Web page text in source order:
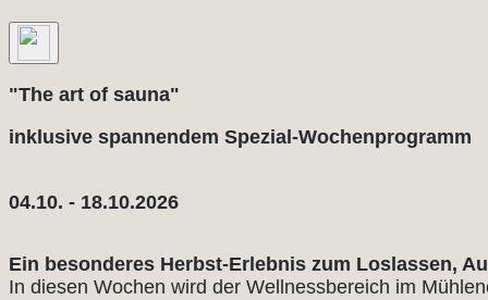
"The art of sauna"
inklusive spannendem Spezial-Wochenprogramm
04.10. - 18.10.2026
Ein besonderes Herbst-Erlebnis zum Loslassen,
In diesen Wochen wird der Wellnessbereich im